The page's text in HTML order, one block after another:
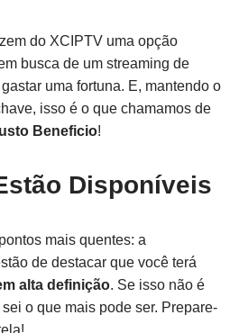
do XCIPTV uma opção
busca de um streaming de
uma fortuna. E, mantendo o
isso é o que chamamos de
Beneficio!
Disponíveis
mais quentes: a
de destacar que você terá
alta definição. Se isso não é
o que mais pode ser. Prepare-